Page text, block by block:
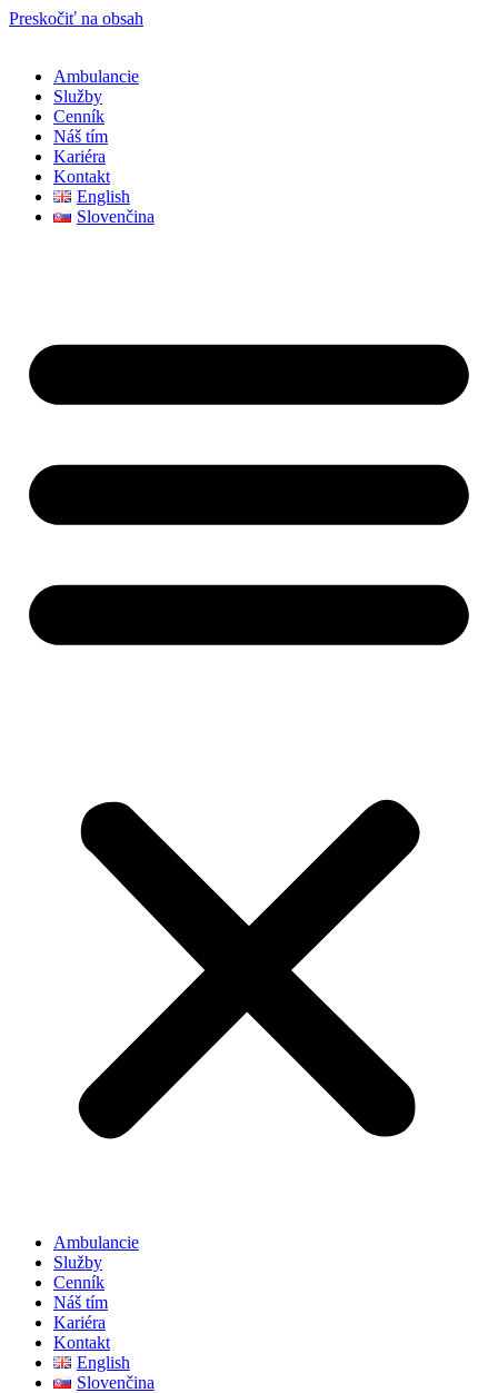
Preskočiť na obsah
Ambulancie
Služby
Cenník
Náš tím
Kariéra
Kontakt
English
Slovenčina
Ambulancie
Služby
Cenník
Náš tím
Kariéra
Kontakt
English
Slovenčina